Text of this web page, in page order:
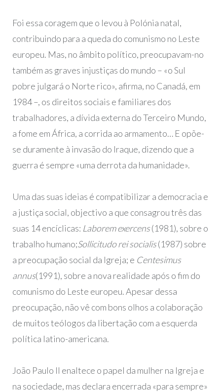
Foi essa coragem que o levou à Polónia natal,
contribuindo para a queda do comunismo no Leste
europeu. Mas, no âmbito político, preocupavam-no
também as graves injustiças do mundo – «o Sul
pobre julgará o Norte rico», afirma, no Canadá, em
1984 –, os direitos sociais e familiares dos
trabalhadores, a dívida externa do Terceiro Mundo,
a fome em África, a corrida ao armamento… E opõe-
se duramente à invasão do Iraque, dizendo que a
guerra é sempre «uma derrota da humanidade».
Uma das suas ideias é compatibilizar a democracia e
a justiça social, objectivo a que consagrou três das
suas 14 encíclicas: Laborem exercens(1981), sobre o
trabalho humano;Sollicitudo rei socialis(1987) sobre
a preocupação social da Igreja; e Centesimus
annus(1991), sobre a nova realidade após o fim do
comunismo do Leste europeu. Apesar dessa
preocupação, não vê com bons olhos a colaboração
de muitos teólogos da libertação com a esquerda
política latino-americana.
João Paulo II enaltece o papel da mulher na Igreja e
na sociedade, mas declara encerrada «para sempre»